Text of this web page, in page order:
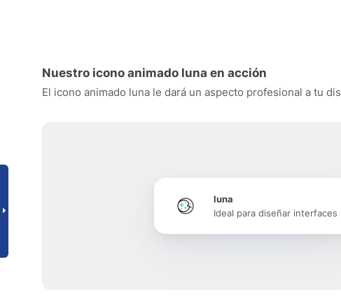
Nuestro icono animado luna en acción
El icono animado luna le dará un aspecto profesional a tu
luna
Ideal para diseñar interfaces